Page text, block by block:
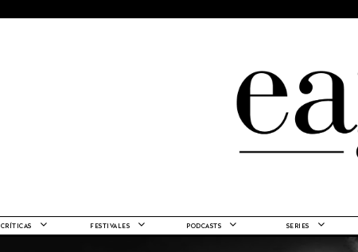
CRÍTICAS FESTIVALES PODCASTS SERIES